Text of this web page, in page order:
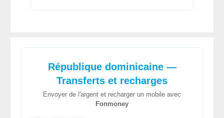
République dominicaine —
Transferts et recharges
Envoyer de l'argent et recharger un mobile avec
Fonmoney